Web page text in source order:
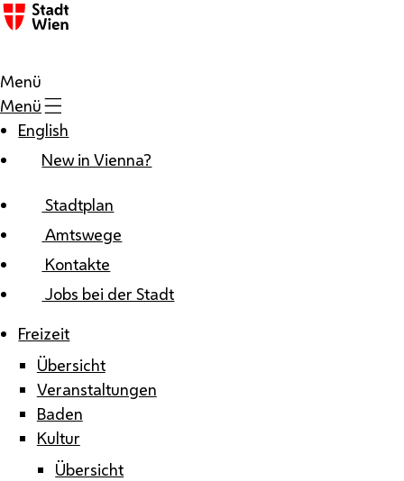
Zum Inhalt
Menü
Menü
English
New in Vienna?
Stadtplan
Amtswege
Kontakte
Jobs bei der Stadt
Freizeit
Übersicht
Veranstaltungen
Baden
Kultur
Übersicht